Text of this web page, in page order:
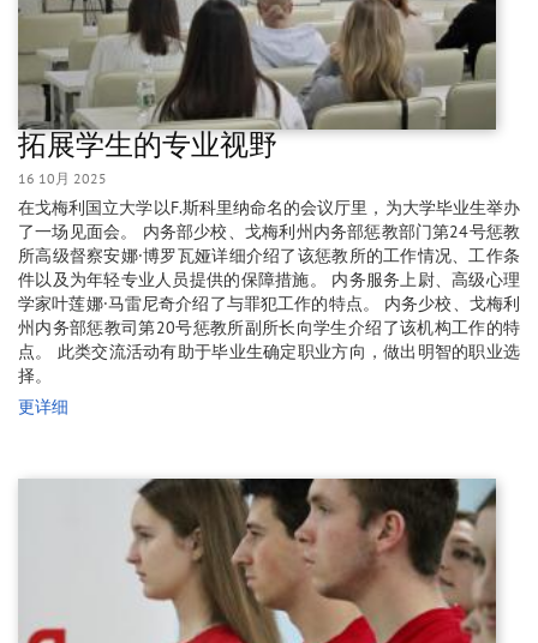
拓展学生的专业视野
16 10月 2025
在戈梅利国立大学以F.斯科里纳命名的会议厅里，为大学毕业生举办
了一场见面会。 内务部少校、戈梅利州内务部惩教部门第24号惩教
所高级督察安娜·博罗瓦娅详细介绍了该惩教所的工作情况、工作条
件以及为年轻专业人员提供的保障措施。 内务服务上尉、高级心理
学家叶莲娜·马雷尼奇介绍了与罪犯工作的特点。 内务少校、戈梅利
州内务部惩教司第20号惩教所副所长向学生介绍了该机构工作的特
点。 此类交流活动有助于毕业生确定职业方向，做出明智的职业选
择。
更详细